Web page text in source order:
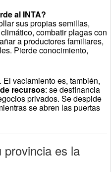
al INTA?
sus propias semillas,
combatir plagas con
a productores familiares,
Pierde conocimiento,
vaciamiento es, también,
recursos: se desfinancia
privados. Se despide
se abren las puertas
es la